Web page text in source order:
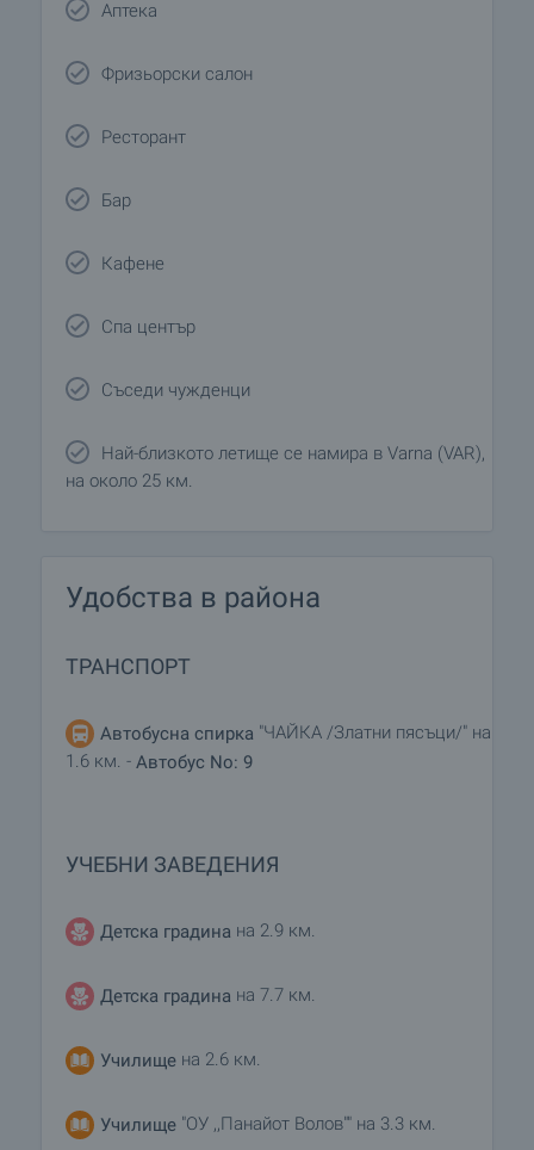
Аптека
Фризьорски салон
Ресторант
Бар
Кафене
Спа център
Съседи чужденци
Най-близкото летище се намира в Varna (VAR),
на около 25 км.
Удобства в района
ТРАНСПОРТ
Автобусна спирка "ЧАЙКА /Златни пясъци/" на
1.6 км. - Автобус No: 9
УЧЕБНИ ЗАВЕДЕНИЯ
Детска градина на 2.9 км.
Детска градина на 7.7 км.
Училище на 2.6 км.
Училище "ОУ ,,Панайот Волов"" на 3.3 км.